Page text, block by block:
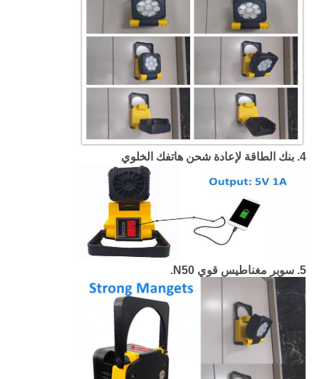
4. بنك الطاقة لإعادة شحن هاتفك الخلوي
5. سوبر مغناطيس قوي N50.